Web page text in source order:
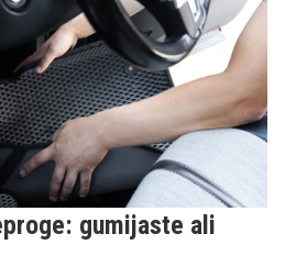
se je avtomobil znašel v
gumijaste ali